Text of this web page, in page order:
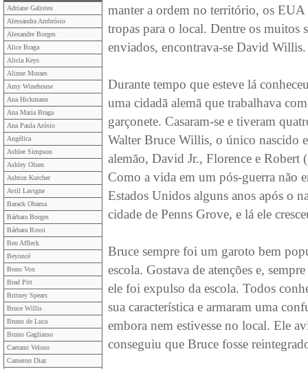
Adriane Galisteu
Alessandra Ambrósio
Alexandre Borges
Alice Braga
Alicia Keys
Alinne Moraes
Amy Winehouse
Ana Hickmann
Ana Maria Braga
Ana Paula Arósio
Angélica
Ashlee Simpson
Ashley Olsen
Ashton Kutcher
Avril Lavigne
Barack Obama
Bárbara Borges
Bárbara Rossi
Ben Affleck
Beyoncé
Bono Vox
Brad Pitt
Britney Spears
Bruce Willis
Bruno de Luca
Bruno Gagliasso
Caetano Veloso
Cameron Diaz
manter a ordem no território, os EUA
tropas para o local. Dentre os muitos
enviados, encontrava-se David Willis.
Durante tempo que esteve lá
uma cidadã alemã que trabalhava
garçonete. Casaram-se e tiveram
Walter Bruce Willis, o único nascido
alemão, David Jr., Florence e Robert
Como a vida em um pós-guerra não
Estados Unidos alguns anos após o
cidade de Penns Grove, e lá ele
Bruce sempre foi um garoto bem
escola. Gostava de atenções e,
ele foi expulso da escola. Todos
sua característica e armaram uma
embora nem estivesse no local. Ele
conseguiu que Bruce fosse